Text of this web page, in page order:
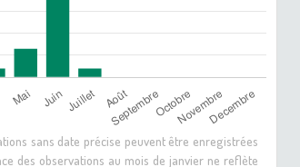
sans date précise peuvent être enregistrées
des observations au mois de janvier ne reflète